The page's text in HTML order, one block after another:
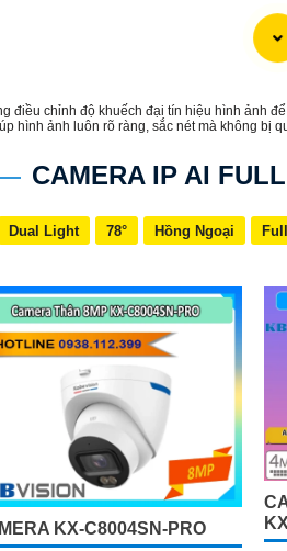
điều chỉnh độ khuếch đại tín hiệu hình ảnh
hình ảnh luôn rõ ràng, sắc nét mà không bị
CAMERA IP AI
Dual Light 78° Hồng Ngoại
KX-C8004SN-PRO